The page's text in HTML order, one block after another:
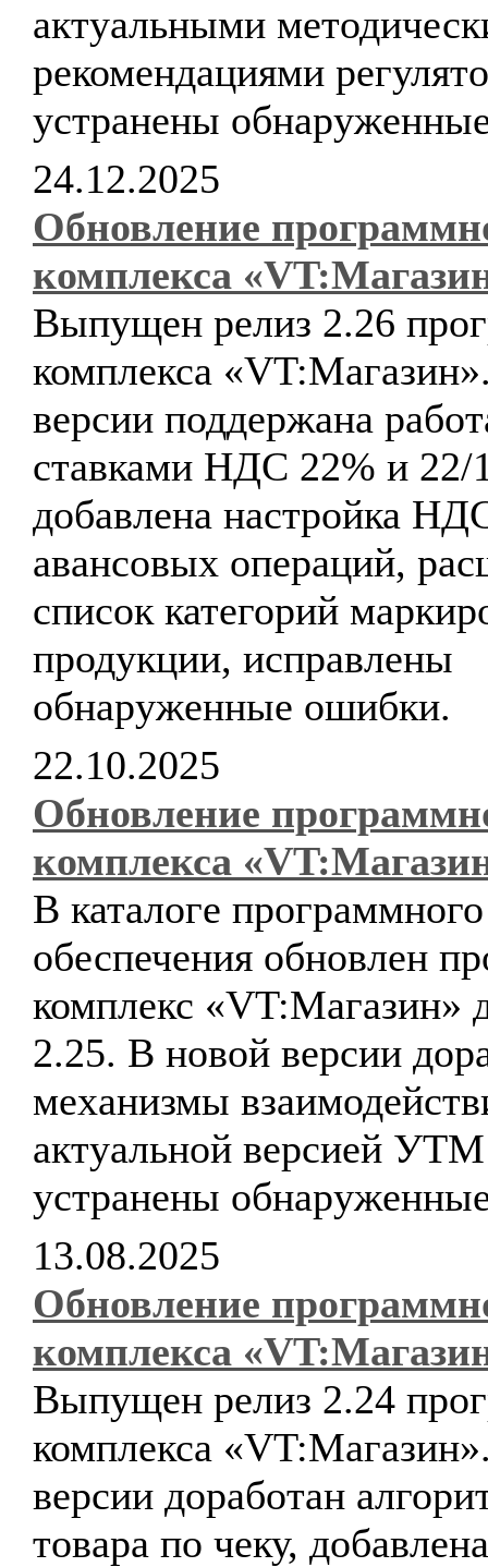
актуальными
рекомендациями
устранены
24.12.2025
Обновление
комплекса
Выпущен релиз 2.26
комплекса
версии поддержана
ставками НДС 22% и 22/
добавлена настройка
авансовых операций,
список категорий
продукции, исправлены
обнаруженные ошибки.
22.10.2025
Обновление
комплекса
В каталоге программного
обеспечения обновлен
комплекс «VT:Магазин»
2.25. В новой версии
механизмы
актуальной версией
устранены
13.08.2025
Обновление
комплекса
Выпущен релиз 2.24
комплекса
версии доработан
товара по чеку, добавлена